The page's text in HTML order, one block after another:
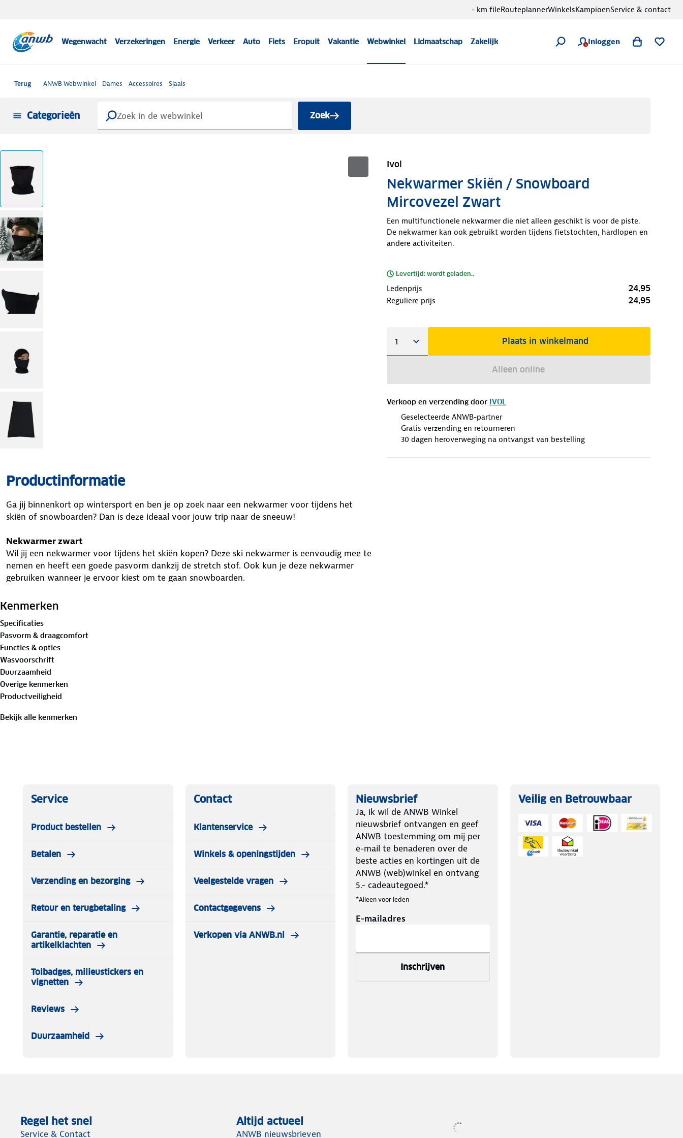
Wegenwacht Verzekeringen Energie Verkeer Auto Fiets Eropuit Vakantie Webwinkel Lidmaatschap Zakelijk Inloggen
- km fileRouteplannerWinkelsKampioenService & contact
Terug ANWB Webwinkel Dames Accessoires Sjaals
Categorieën Zoek
Ivol
Nekwarmer Skiën / Snowboard
Mircovezel Zwart
Een multifunctionele nekwarmer die niet alleen geschikt is voor de piste.
De nekwarmer kan ook gebruikt worden tijdens fietstochten, hardlopen en
andere activiteiten.
Levertijd: wordt geladen..
Ledenprijs 24,95
Reguliere prijs 24,95
Plaats in winkelmand
Alleen online
Verkoop en verzending door IVOL
Geselecteerde ANWB-partner
Gratis verzending en retourneren
30 dagen heroverweging na ontvangst van bestelling
Productinformatie
Ga jij binnenkort op wintersport en ben je op zoek naar een nekwarmer voor tijdens het
skiën of snowboarden? Dan is deze ideaal voor jouw trip naar de sneeuw!
Nekwarmer zwart
Wil jij een nekwarmer voor tijdens het skiën kopen? Deze ski nekwarmer is eenvoudig mee te
nemen en heeft een goede pasvorm dankzij de stretch stof. Ook kun je deze nekwarmer
gebruiken wanneer je ervoor kiest om te gaan snowboarden.
Kenmerken ski nekwarmer
Beschermt je nek tegen kou
Past gemakkelijk in je jaszak
Goede pasvorm door stretch stof (één maat)
Algemene informatie
Kleur zwart
Maat One size
Kenmerken
Specificaties
Pasvorm & draagcomfort
Functies & opties
Wasvoorschrift
Duurzaamheid
Overige kenmerken
Productveiligheid
Bekijk alle kenmerken
Service
Product bestellen
Betalen
Verzending en bezorging
Retour en terugbetaling
Garantie, reparatie en
artikelklachten
Tolbadges, milieustickers en
vignetten
Reviews
Duurzaamheid
Contact
Klantenservice
Winkels & openingstijden
Veelgestelde vragen
Contactgegevens
Verkopen via ANWB.nl
Nieuwsbrief
Ja, ik wil de ANWB Winkel
nieuwsbrief ontvangen en geef
ANWB toestemming om mij per
e-mail te benaderen over de
beste acties en kortingen uit de
ANWB (web)winkel en ontvang
5.- cadeautegoed.*
*Alleen voor leden
E-mailadres
Inschrijven
Veilig en Betrouwbaar
Regel het snel
Service & Contact
Altijd actueel
ANWB nieuwsbrieven